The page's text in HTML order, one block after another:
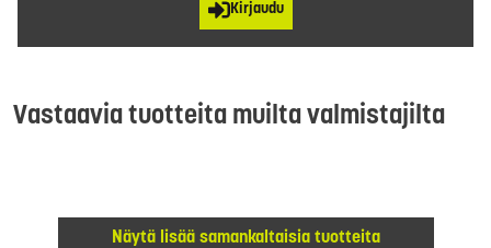
Kirjaudu
Vastaavia tuotteita muilta valmistajilta
Näytä lisää samankaltaisia tuotteita